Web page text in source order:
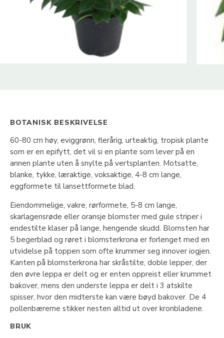
BOTANISK BESKRIVELSE
60-80 cm høy, eviggrønn, flerårig, urteaktig, tropisk plante
som er en epifytt, det vil si en plante som lever på en
annen plante uten å snylte på vertsplanten. Motsatte,
blanke, tykke, læraktige, voksaktige, 4-8 cm lange,
eggformete til lansettformete blad.
Eiendommelige, vakre, rørformete, 5-8 cm lange,
skarlagensrøde eller oransje blomster med gule striper i
endestilte klaser på lange, hengende skudd. Blomsten har
5 begerblad og røret i blomsterkrona er forlenget med en
utvidelse på toppen som ofte krummer seg innover iogjen.
Kanten på blomsterkrona har skråstilte, doble lepper, der
den øvre leppa er delt og er enten oppreist eller krummet
bakover, mens den underste leppa er delt i 3 atskilte
spisser, hvor den midterste kan være bøyd bakover. De 4
pollenbærerne stikker nesten alltid ut over kronbladene.
BRUK